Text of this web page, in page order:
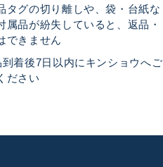
タグの切り離しや、袋・台紙な
属品が紛失していると、返品・
できません
到着後7日以内にキンショウへご
ださい